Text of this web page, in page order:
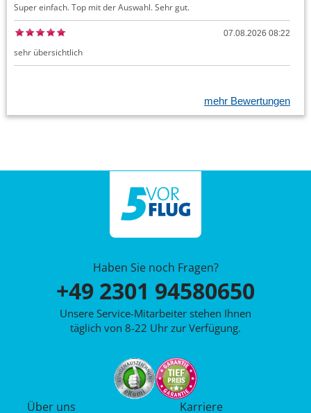
Super einfach. Top mit der Auswahl. Sehr gut.
07.08.2026 08:22
sehr übersichtlich
mehr Bewertungen
Haben Sie noch Fragen?
+49 2301 94580650
Unsere Service-Mitarbeiter stehen Ihnen
täglich von 8-22 Uhr zur Verfügung.
Über uns Karriere